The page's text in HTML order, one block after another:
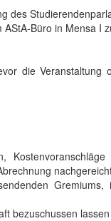
des
AStA-Büro in Mensa I
die Veranstaltung
bezuschussen